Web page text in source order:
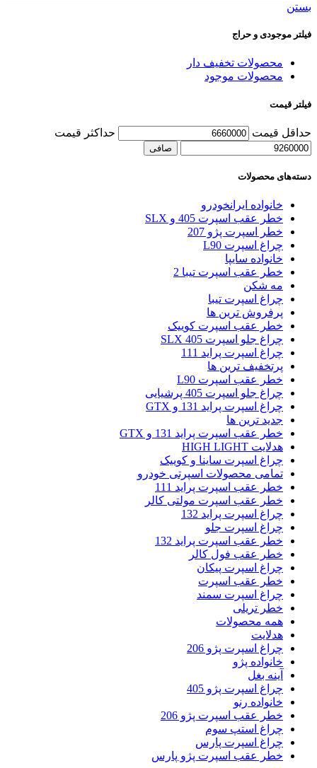
بستن
فیلتر موجودی و حراج
محصولات تخفیف دار
محصولات موجود
فیلتر قیمت
حداقل قیمت حداكثر قيمت
صافی
دسته‌های محصولات
خانواده ایرانخودرو
خطر عقب اسپرت 405 و SLX
خطر اسپرت پژو 207
چراغ اسپرت L90
خانواده سایپا
خطر عقب اسپرت تیبا 2
مه شکن
چراغ اسپرت تیبا
پرفروش ترین ها
خطر عقب اسپرت کوییک
چراغ جلو اسپرت 405 SLX
چراغ اسپرت پراید 111
پرتخفیف ترین ها
خطر عقب اسپرت L90
چراغ جلو اسپرت 405 پرشیایی
چراغ اسپرت پراید 131 و GTX
جدید ترین ها
خطر عقب اسپرت پراید 131 و GTX
هدلایت HIGH LIGHT
چراغ اسپرت ساینا و کوییک
تمامی محصولات اسپرتی خودرو
خطر عقب اسپرت پراید 111
خطر عقب اسپرت مولتی کالر
چراغ اسپرت پراید 132
چراغ اسپرت جلو
خطر عقب اسپرت پراید 132
خطر عقب فول کالر
چراغ اسپرت پیکان
خطر عقب اسپرت
چراغ اسپرت سمند
خطر تریلی
همه محصولات
هدلایت
چراغ اسپرت پژو 206
خانواده پژو
آینه بغل
چراغ اسپرت پژو 405
خانواده رنو
خطر عقب اسپرت پژو 206
چراغ استپ سوم
چراغ اسپرت پارس
خطر عقب اسپرت پژو پارس